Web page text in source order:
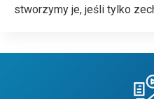
stworzymy je, jeśli tylko